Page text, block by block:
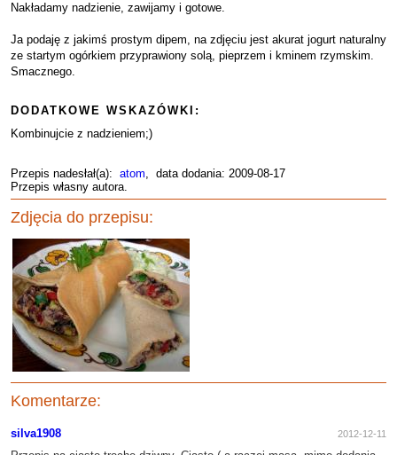
Nakładamy nadzienie, zawijamy i gotowe.
Ja podaję z jakimś prostym dipem, na zdjęciu jest akurat jogurt naturalny
ze startym ogórkiem przyprawiony solą, pieprzem i kminem rzymskim.
Smacznego.
DODATKOWE WSKAZÓWKI:
Kombinujcie z nadzieniem;)
Przepis nadesłał(a): atom, data dodania: 2009-08-17
Przepis własny autora.
Zdjęcia do przepisu:
Komentarze:
silva1908 2012-12-11